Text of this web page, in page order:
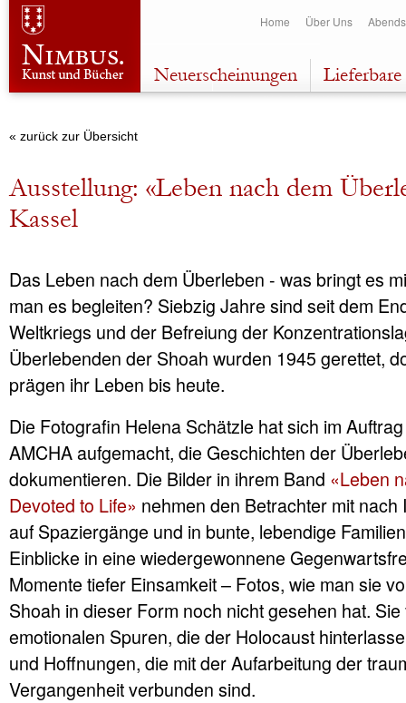
Home Über Uns
Neuerscheinungen
Ausstellung: «Leben nach dem
Kassel
« zurück zur Übersicht
Das Leben nach dem Überleben - was bringt es
man es begleiten? Siebzig Jahre sind seit dem
Weltkriegs und der Befreiung der
Überlebenden der Shoah wurden 1945 gerettet,
prägen ihr Leben bis heute.
Die Fotografin Helena Schätzle hat sich im
AMCHA aufgemacht, die Geschichten der
dokumentieren. Die Bilder in ihrem Band «Leben
Devoted to Life» nehmen den Betrachter mit
auf Spaziergänge und in bunte, lebendige
Einblicke in eine wiedergewonnene
Momente tiefer Einsamkeit – Fotos, wie man sie
Shoah in dieser Form noch nicht gesehen hat.
emotionalen Spuren, die der Holocaust
und Hoffnungen, die mit der Aufarbeitung der
Vergangenheit verbunden sind.